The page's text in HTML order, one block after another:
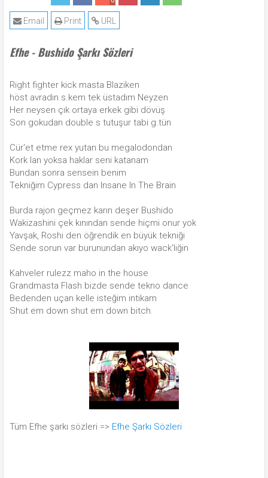
URL
Print
Email
Efhe - Bushido Şarkı Sözleri
Right fighter kick masta Blaziken
höst avradın s.kem tek üstadım Neyzen
Her neysen çık ortaya erkek gibi dövüş
Son gokudan double s tutuşur tabi g.tün
Cür'et etme rex yutan bu megalodondan
Kork lan yoksa haklar seni katanam
Bundan sonra sensein benim
Tekniğim Cypress dan Insane In The Brain
Burda rajon geçmez karın deşer Bushido
Wakizashini çek kınından sende hiçmi onur yok
Yavşak, Roshi den öğrendik en büyük tekniği
Sende sorun var burunundan akıyo wack'liğin
Kahveler rulezz maho in the house
Grandmasta Flash bizde sende tekno dance
Bedenden uçan kelle isteğim intikam
Shut em down shut em down bitch.
Tüm Efhe şarkı sözleri => Efhe Şarkı Sözleri